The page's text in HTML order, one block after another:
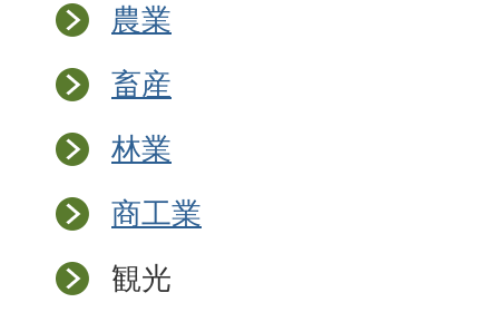
農業
畜産
林業
商工業
観光